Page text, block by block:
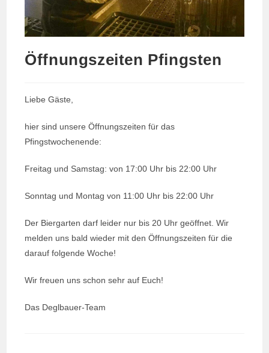
Öffnungszeiten Pfingsten
Liebe Gäste,
hier sind unsere Öffnungszeiten für das
Pfingstwochenende:
Freitag und Samstag: von 17:00 Uhr bis 22:00 Uhr
Sonntag und Montag von 11:00 Uhr bis 22:00 Uhr
Der Biergarten darf leider nur bis 20 Uhr geöffnet. Wir
melden uns bald wieder mit den Öffnungszeiten für die
darauf folgende Woche!
Wir freuen uns schon sehr auf Euch!
Das Deglbauer-Team